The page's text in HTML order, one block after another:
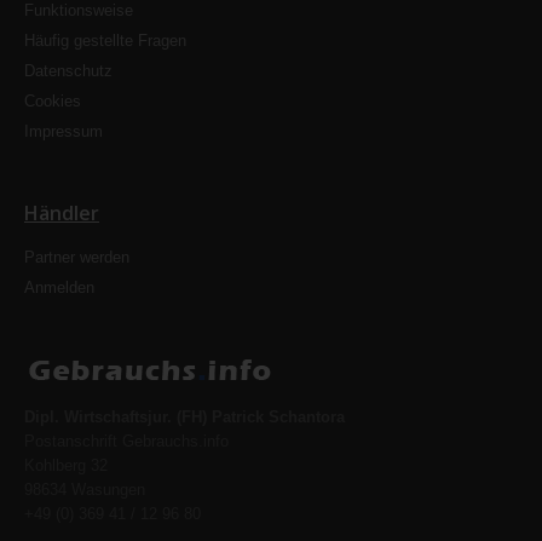
Funktionsweise
Häufig gestellte Fragen
Datenschutz
Cookies
Impressum
Händler
Partner werden
Anmelden